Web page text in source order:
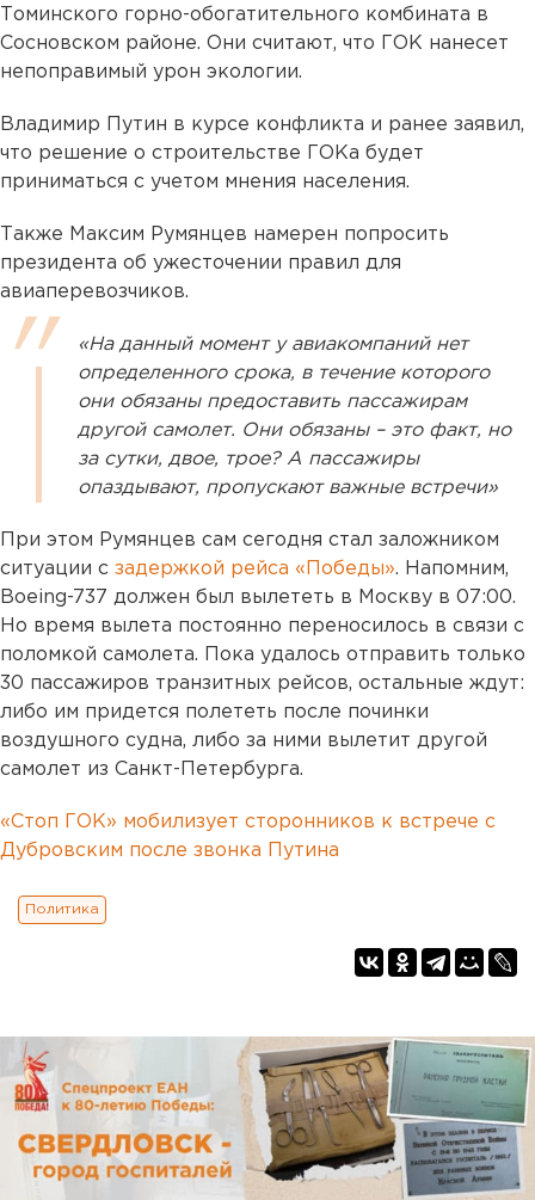
Томинского горно-обогатительного комбината в
Сосновском районе. Они считают, что ГОК нанесет
непоправимый урон экологии.
Владимир Путин в курсе конфликта и ранее заявил,
что решение о строительстве ГОКа будет
приниматься с учетом мнения населения.
Также Максим Румянцев намерен попросить
президента об ужесточении правил для
авиаперевозчиков.
«На данный момент у авиакомпаний нет
определенного срока, в течение которого
они обязаны предоставить пассажирам
другой самолет. Они обязаны – это факт, но
за сутки, двое, трое? А пассажиры
опаздывают, пропускают важные встречи»
При этом Румянцев сам сегодня стал заложником
ситуации с задержкой рейса «Победы». Напомним,
Boeing-737 должен был вылететь в Москву в 07:00.
Но время вылета постоянно переносилось в связи с
поломкой самолета. Пока удалось отправить только
30 пассажиров транзитных рейсов, остальные ждут:
либо им придется полететь после починки
воздушного судна, либо за ними вылетит другой
самолет из Санкт-Петербурга.
«Стоп ГОК» мобилизует сторонников к встрече с
Дубровским после звонка Путина
Политика